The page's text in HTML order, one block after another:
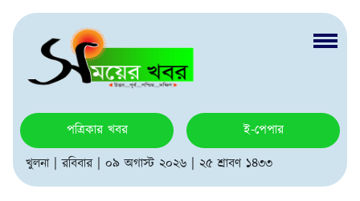
পত্রিকার খবর
ই-পেপার
খুলনা | রবিবার | ০৯ অগাস্ট ২০২৬ | ২৫ শ্রাবণ ১৪৩৩